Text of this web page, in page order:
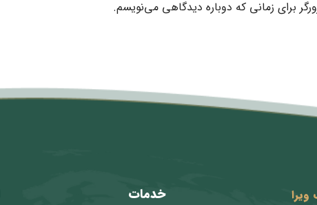
برای زمانی که دوباره دیدگاهی می‌نویسم.
وارد کنید
خدمات